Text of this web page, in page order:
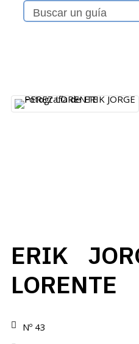
ERIK
LORENTE
Nº 43